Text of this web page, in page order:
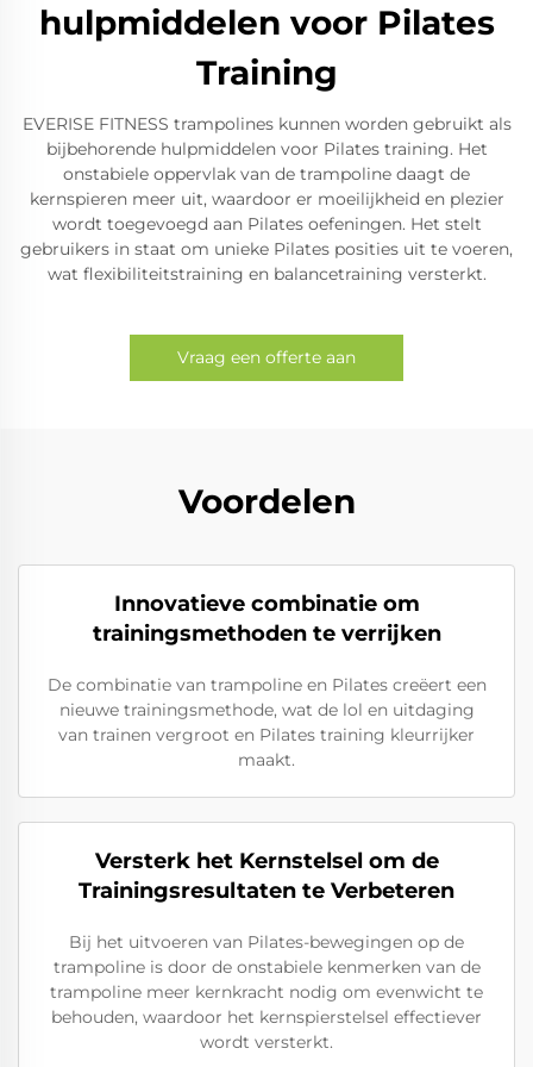
hulpmiddelen voor Pilates
Training
EVERISE FITNESS trampolines kunnen worden gebruikt als
bijbehorende hulpmiddelen voor Pilates training. Het
onstabiele oppervlak van de trampoline daagt de
kernspieren meer uit, waardoor er moeilijkheid en plezier
wordt toegevoegd aan Pilates oefeningen. Het stelt
gebruikers in staat om unieke Pilates posities uit te voeren,
wat flexibiliteitstraining en balancetraining versterkt.
Vraag een offerte aan
Voordelen
Innovatieve combinatie om
trainingsmethoden te verrijken
De combinatie van trampoline en Pilates creëert een
nieuwe trainingsmethode, wat de lol en uitdaging
van trainen vergroot en Pilates training kleurrijker
maakt.
Versterk het Kernstelsel om de
Trainingsresultaten te Verbeteren
Bij het uitvoeren van Pilates-bewegingen op de
trampoline is door de onstabiele kenmerken van de
trampoline meer kernkracht nodig om evenwicht te
behouden, waardoor het kernspierstelsel effectiever
wordt versterkt.